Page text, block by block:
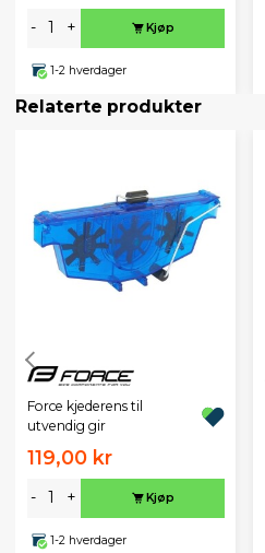
- + Kjøp
1-2 hverdager
Relaterte produkter
Force kjederens til
utvendig gir
119,00 kr
- + Kjøp
1-2 hverdager